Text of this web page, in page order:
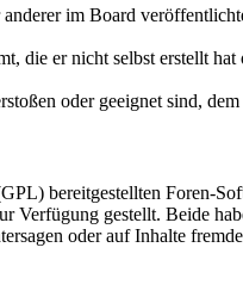
im Board
er nicht selbst erstellt
oder geeignet sind,
bereitgestellten Foren-
Verfügung gestellt. Beide
oder auf Inhalte